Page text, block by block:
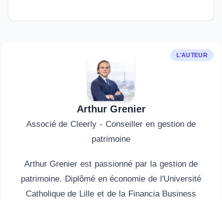
L'AUTEUR
Arthur Grenier
Associé de Cleerly - Conseiller en gestion de
patrimoine
Arthur Grenier est passionné par la gestion de
patrimoine. Diplômé en économie de l'Université
Catholique de Lille et de la Financia Business